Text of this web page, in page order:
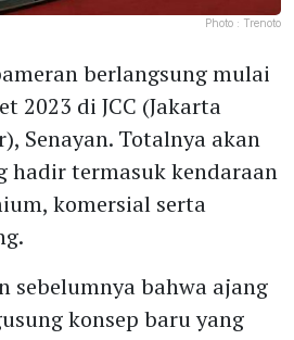
Photo : Trenoto
berlangsung mulai
2023 di JCC (Jakarta
Senayan. Totalnya akan
hadir termasuk kendaraan
komersial serta
sebelumnya bahwa ajang
konsep baru yang